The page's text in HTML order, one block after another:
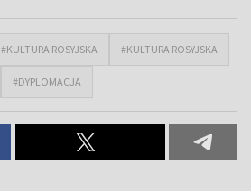
#KULTURA ROSYJSKA #KULTURA ROSYJSKA
#DYPLOMACJA